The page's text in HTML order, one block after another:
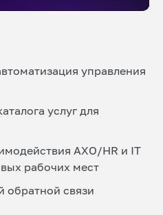
управления
услуг для
АХО/HR и IT
рабочих мест
обратной связи